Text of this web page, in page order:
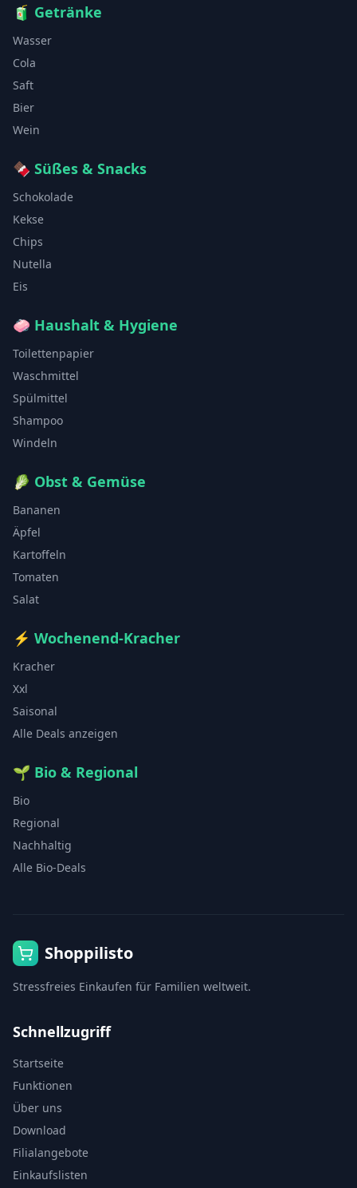
🧃 Getränke
Wasser
Cola
Saft
Bier
Wein
🍫 Süßes & Snacks
Schokolade
Kekse
Chips
Nutella
Eis
🧼 Haushalt & Hygiene
Toilettenpapier
Waschmittel
Spülmittel
Shampoo
Windeln
🥬 Obst & Gemüse
Bananen
Äpfel
Kartoffeln
Tomaten
Salat
⚡ Wochenend-Kracher
Kracher
Xxl
Saisonal
Alle Deals anzeigen
🌱 Bio & Regional
Bio
Regional
Nachhaltig
Alle Bio-Deals
Shoppilisto
Stressfreies Einkaufen für Familien weltweit.
Schnellzugriff
Startseite
Funktionen
Über uns
Download
Filialangebote
Einkaufslisten